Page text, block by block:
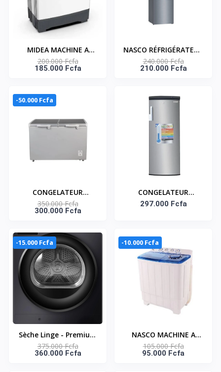
MIDEA MACHINE A
LAVER 18KG TOP LOAD
- TWIN TUB -
200.000 Fcfa
185.000 Fcfa
NASCO RÉFRIGÉRATEUR
COMBINÉ 309 LITRES-
DISTRIBUTEUR D’EAU –
240.000 Fcfa
210.000 Fcfa
-50.000 Fcfa
CONGELATEUR
HORIZONTAL 519L -
DEUX PORTES - NAS-
350.000 Fcfa
300.000 Fcfa
CONGELATEUR
DEBOUT 7 TIROIRS 350
297.000 Fcfa
-15.000 Fcfa
Sèche Linge - Premium
Black - 220-240V -
Inverter - HISENSE-
375.000 Fcfa
360.000 Fcfa
-10.000 Fcfa
NASCO MACHINE A
LAVER 10KG TWIN TUB
- SECHAGE- NASTT-
105.000 Fcfa
95.000 Fcfa